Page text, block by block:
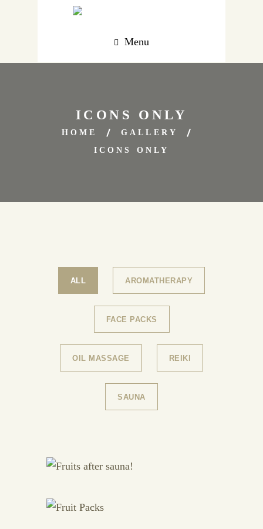
Menu
ICONS ONLY
HOME
GALLERY
ICONS ONLY
ALL AROMATHERAPY
FACE PACKS
OIL MASSAGE REIKI
SAUNA